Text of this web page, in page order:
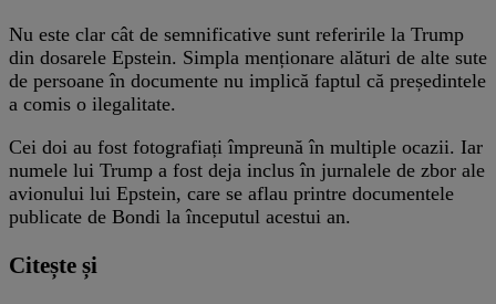
Nu este clar cât de semnificative sunt referirile la Trump
din dosarele Epstein. Simpla menționare alături de alte sute
de persoane în documente nu implică faptul că președintele
a comis o ilegalitate.
Cei doi au fost fotografiați împreună în multiple ocazii. Iar
numele lui Trump a fost deja inclus în jurnalele de zbor ale
avionului lui Epstein, care se aflau printre documentele
publicate de Bondi la începutul acestui an.
Citește și